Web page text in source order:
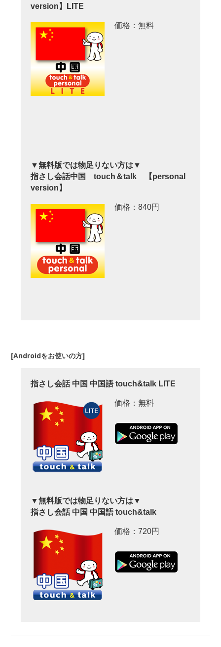
version】LITE
価格：無料
▼無料版では物足りない方は▼
指さし会話中国 touch＆talk 【personal
version】
価格：840円
[Androidをお使いの方]
指さし会話 中国 中国語 touch&talk LITE
価格：無料
▼無料版では物足りない方は▼
指さし会話 中国 中国語 touch&talk
価格：720円